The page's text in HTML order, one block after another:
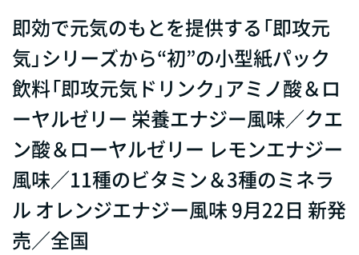
即効で元気のもとを提供する「即攻元
気」シリーズから“初”の小型紙パック
飲料「即攻元気ドリンク」アミノ酸＆ロ
ーヤルゼリー 栄養エナジー風味／クエ
ン酸＆ローヤルゼリー レモンエナジー
風味／11種のビタミン＆3種のミネラ
ル オレンジエナジー風味 9月22日 新発
売／全国